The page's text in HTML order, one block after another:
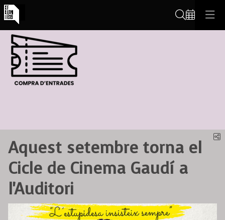
Aquest setembre torna el
Cicle de Cinema Gaudí a
l'Auditori